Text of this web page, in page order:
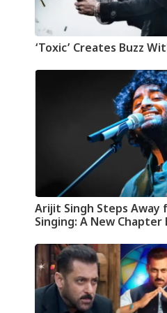
‘Toxic’ Creates Buzz
Arijit Singh Steps Away
Singing: A New Chapter